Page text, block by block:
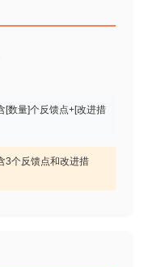
[数量]个反馈点+[改进措
3个反馈点和改进措